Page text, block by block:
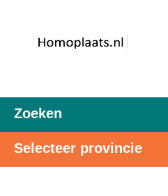
Zoeken
Selecteer provincie